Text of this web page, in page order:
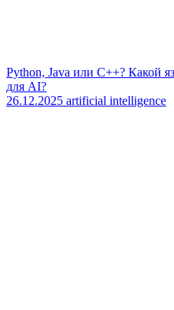
Python, Java или C++? Какой
для AI?
26.12.2025 artificial intelligence